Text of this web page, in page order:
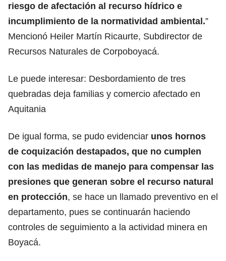
riesgo de afectación al recurso hídrico e
incumplimiento de la normatividad ambiental.”
Mencionó Heiler Martín Ricaurte, Subdirector de
Recursos Naturales de Corpoboyacá.
Le puede interesar: Desbordamiento de tres
quebradas deja familias y comercio afectado en
Aquitania
De igual forma, se pudo evidenciar unos hornos
de coquización destapados, que no cumplen
con las medidas de manejo para compensar las
presiones que generan sobre el recurso natural
en protección, se hace un llamado preventivo en el
departamento, pues se continuarán haciendo
controles de seguimiento a la actividad minera en
Boyacá.